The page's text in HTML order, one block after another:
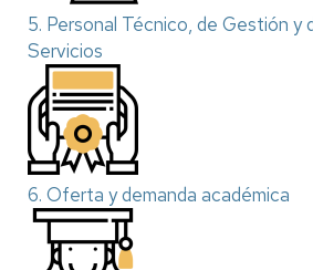
5. Personal Técnico, de Gestión y
Servicios
6. Oferta y demanda académica